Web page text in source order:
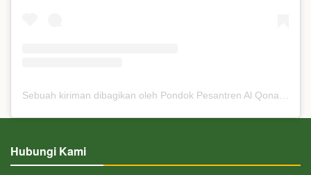
Hubungi Kami